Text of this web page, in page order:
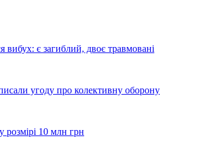
вибух: є загиблий, двоє травмовані
угоду про колективну оборону
розмірі 10 млн грн